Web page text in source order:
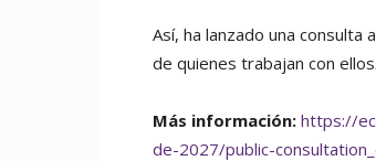
Así, ha lanzado una
de quienes trabajan con ellos.
Más información: https://
de-2027/public-